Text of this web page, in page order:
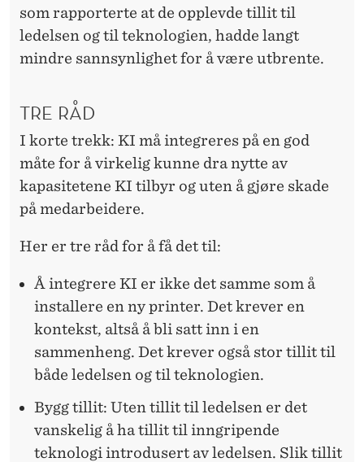
som rapporterte at de opplevde tillit til
ledelsen og til teknologien, hadde langt
mindre sannsynlighet for å være utbrente.
TRE RÅD
I korte trekk: KI må integreres på en god
måte for å virkelig kunne dra nytte av
kapasitetene KI tilbyr og uten å gjøre skade
på medarbeidere.
Her er tre råd for å få det til:
Å integrere KI er ikke det samme som å
installere en ny printer. Det krever en
kontekst, altså å bli satt inn i en
sammenheng. Det krever også stor tillit til
både ledelsen og til teknologien.
Bygg tillit: Uten tillit til ledelsen er det
vanskelig å ha tillit til inngripende
teknologi introdusert av ledelsen. Slik tillit